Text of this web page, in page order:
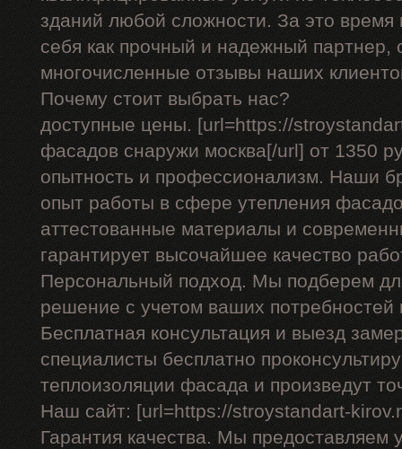
зданий любой сложности. За это
себя как прочный и надежный партнер,
многочисленные отзывы наших
Почему стоит выбрать нас?
доступные цены. [url=https://
фасадов снаружи москва[/url] от 1350
опытность и профессионализм. Наши
опыт работы в сфере утепления
аттестованные материалы и
гарантирует высочайшее качество
Персональный подход. Мы подберем
решение с учетом ваших
Бесплатная консультация и выезд
специалисты бесплатно
теплоизоляции фасада и произведут
Наш сайт: [url=https://stroystandart-
Гарантия качества. Мы предоставляем